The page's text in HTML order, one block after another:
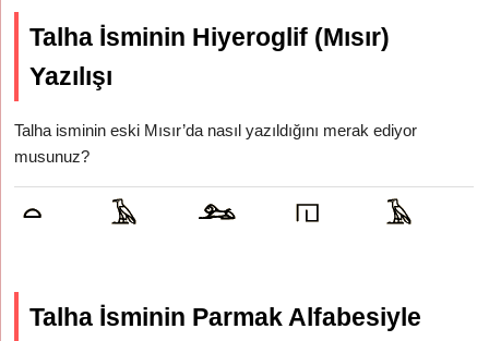
Talha İsminin Hiyeroglif (Mısır)
Yazılışı
Talha isminin eski Mısır’da nasıl yazıldığını merak ediyor
musunuz?
Talha İsminin Parmak Alfabesiyle